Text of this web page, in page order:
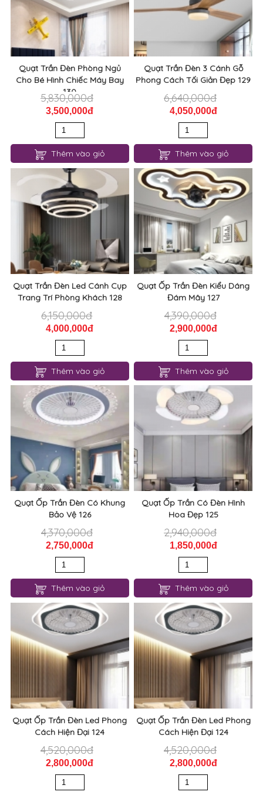
Quạt Trần Đèn Phòng Ngủ
Cho Bé Hình Chiếc Máy Bay
130
5,830,000đ
3,500,000đ
Thêm vào giỏ
Quạt Trần Đèn 3 Cánh Gỗ
Phong Cách Tối Giản Đẹp 129
6,640,000đ
4,050,000đ
Thêm vào giỏ
Quạt Trần Đèn Led Cánh Cụp
Trang Trí Phòng Khách 128
6,150,000đ
4,000,000đ
Thêm vào giỏ
Quạt Ốp Trần Đèn Kiểu Dáng
Đám Mây 127
4,390,000đ
2,900,000đ
Thêm vào giỏ
Quạt Ốp Trần Đèn Có Khung
Bảo Vệ 126
4,370,000đ
2,750,000đ
Thêm vào giỏ
Quạt Ốp Trần Có Đèn Hình
Hoa Đẹp 125
2,940,000đ
1,850,000đ
Thêm vào giỏ
Quạt Ốp Trần Đèn Led Phong
Cách Hiện Đại 124
4,520,000đ
2,800,000đ
Quạt Ốp Trần Đèn Led Phong
Cách Hiện Đại 124
4,520,000đ
2,800,000đ